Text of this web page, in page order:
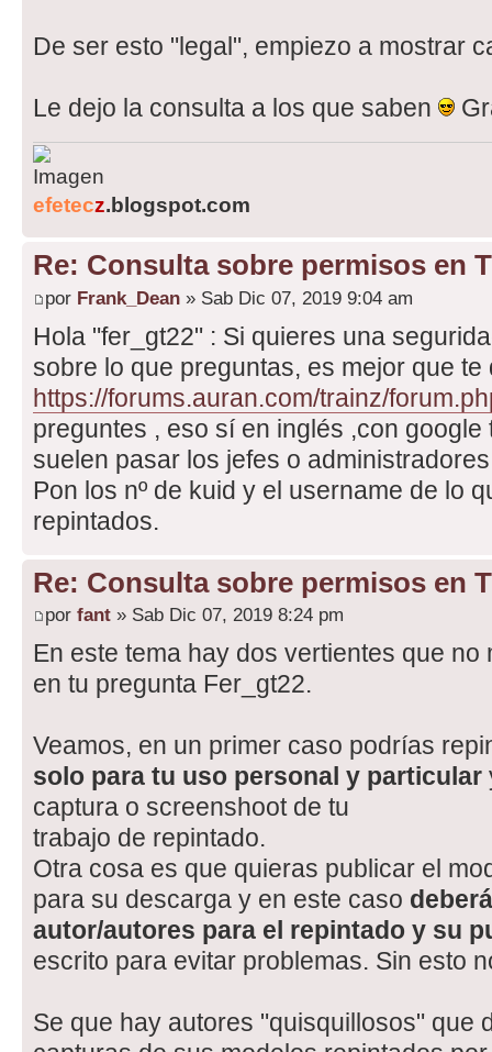
De ser esto "legal", empiezo a mostrar
Le dejo la consulta a los que saben
efetecz.blogspot.com
Re: Consulta sobre permisos en
por Frank_Dean » Sab Dic 07, 2019 9:04 am
Hola "fer_gt22" : Si quieres una
sobre lo que preguntas, es mejor que
https://forums.auran.com/trainz/
preguntes , eso sí en inglés ,con
suelen pasar los jefes o
Pon los nº de kuid y el username de lo
repintados.
Re: Consulta sobre permisos en
por fant » Sab Dic 07, 2019 8:24 pm
En este tema hay dos vertientes que
en tu pregunta Fer_gt22.
Veamos, en un primer caso podrías
solo para tu uso personal y particular
captura o screenshoot de tu
trabajo de repintado.
Otra cosa es que quieras publicar el
para su descarga y en este caso
autor/autores para el repintado y su
escrito para evitar problemas. Sin esto
Se que hay autores "quisquillosos" que